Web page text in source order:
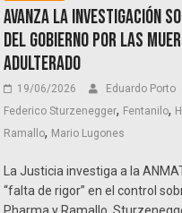
Avanza la investigación
del Gobierno por las
adulterado
19/06/2026 Eduardo Porto
Federico Sturzenegger, Fentanilo,
Ramallo, Mario Lugones
La Justicia investiga a la
“falta de rigor” en el control